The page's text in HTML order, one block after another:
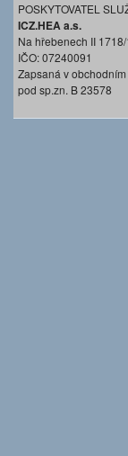
POSKYTOVATEL
ICZ.HEA a.s.
Na hřebenech II
IČO: 07240091
Zapsaná v
pod sp.zn. B 23578